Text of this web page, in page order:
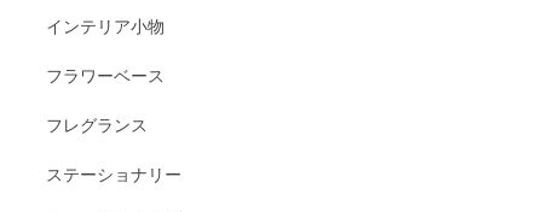
インテリア小物
フラワーベース
フレグランス
ステーショナリー